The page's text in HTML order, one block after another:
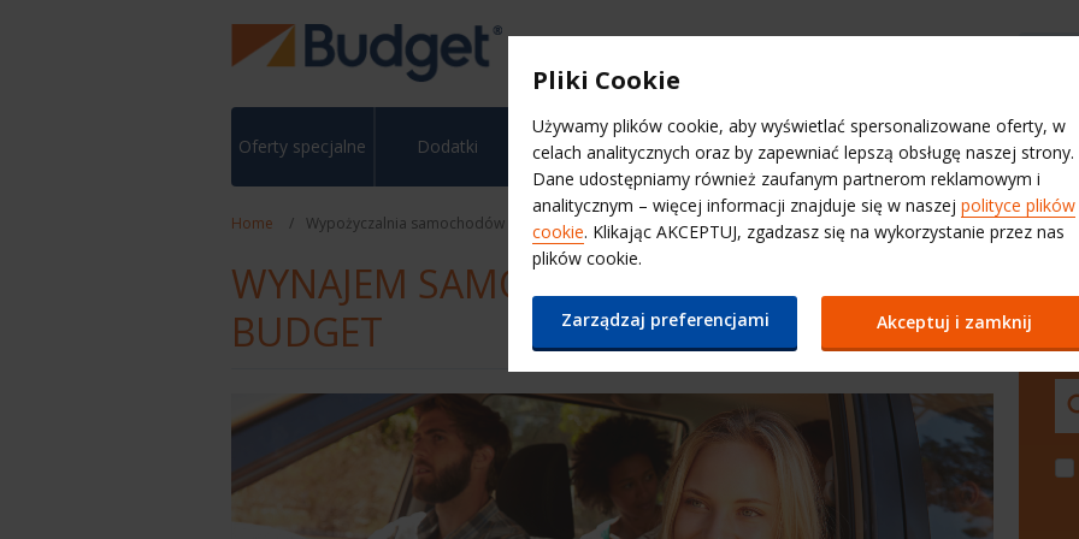
Oferty specjalne Dodatki
Wynajem dla
firm
QuickPass Kontakt Miles & More
Home Wypożyczalnia samochodów
WYNAJEM SAMOCHODÓW W POBLIŻU OD
BUDGET
Pliki Cookie
Używamy plików cookie, aby wyświetlać spersonalizowane oferty, w
celach analitycznych oraz by zapewniać lepszą obsługę naszej strony.
Dane udostępniamy również zaufanym partnerom reklamowym i
analitycznym – więcej informacji znajduje się w naszej polityce plików
cookie. Klikając AKCEPTUJ, zgadzasz się na wykorzystanie przez nas
plików cookie.
Zarządzaj preferencjami Akceptuj i zamknij